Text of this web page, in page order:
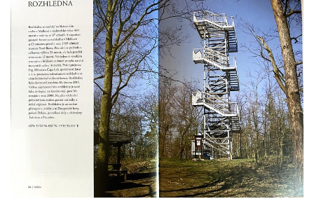
Vyhlídka Korzovka pod Hvozdem
Vyhlídka Treppenstein u Jetřichovic
Vyhlídka Taubenstein nad Křinicí u
Hinterhermsdorfu
Vyhlídka Grenzplatte u Ostrovských skal
Vyhlídka Signal nedaleko skály Katzfels u
Cunnersdorfu
Vyhlídka Katzfels u Cunnersdorfu
Vyhlídka na západním okraji Slánské hory
ve Slaném